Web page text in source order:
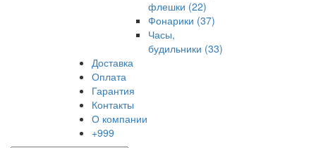
флешки (22)
Фонарики (37)
Часы,
будильники (33)
Доставка
Оплата
Гарантия
Контакты
О компании
+999